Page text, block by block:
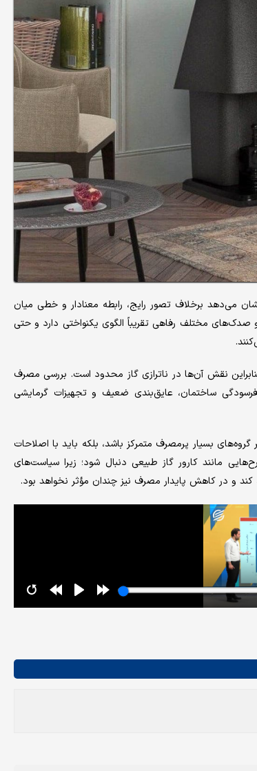
برخلاف تصور رایج، رابطه معنادار و خطی میان
مختلف رفاهی تقریباً الگوی یکنواختی دارد و حتی
نقش آن‌ها در ناترازی گاز محدود است. بررسی مصرف
ساختمان، عایق‌بندی ضعیف و تجهیزات گرمایشی
بسیار پرمصرف متمرکز باشد، بلکه باید با اصلاحات
مانند کارور گاز طبیعی دنبال شود؛ زیرا سیاست‌های
و در کاهش پایدار مصرف نیز چندان مؤثر نخواهد بود.